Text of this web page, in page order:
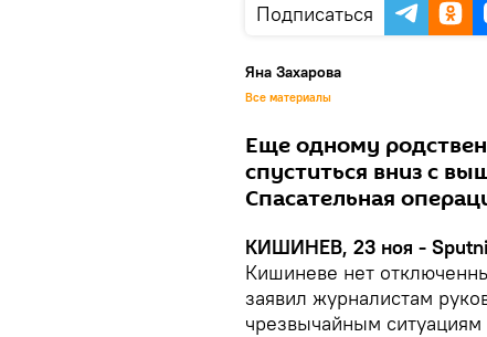
Подписаться
Яна Захарова
Все материалы
Еще одному
спуститься вниз с
Спасательная
КИШИНЕВ, 23 ноя -
Кишиневе нет
заявил журналистам
чрезвычайным